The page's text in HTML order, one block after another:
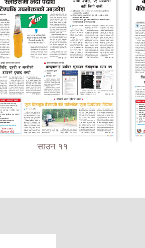
साउन ११